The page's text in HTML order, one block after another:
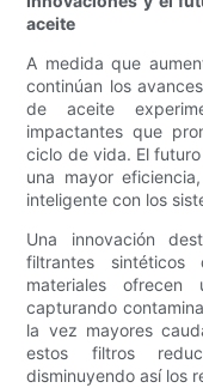
aceite
A medida que
continúan los
de aceite
impactantes que
ciclo de vida. El
una mayor
inteligente con los
Una innovación
filtrantes sintéticos
materiales
capturando
la vez mayores
estos filtros
disminuyendo así los